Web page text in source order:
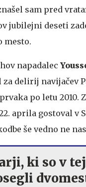
sam pred
jubilejni deseti
mesto.
napadalec
delirij navijačev
po letu 2010.
aprila gostoval v
še vedno ne
ki so v